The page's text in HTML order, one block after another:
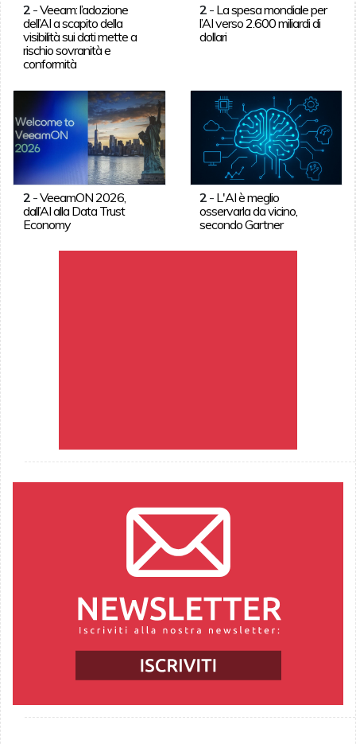
2-Veeam: l’adozione
dell’AI a scapito della
visibilità sui dati mette a
rischio sovranità e
conformità
2 - La spesa mondiale per
l’AI verso 2.600 miliardi di
dollari
2-VeeamON 2026,
dall’AI alla Data Trust
Economy
2 - L'AI è meglio
osservarla da vicino,
secondo Gartner